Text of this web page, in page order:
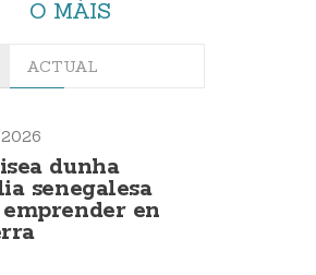
O MÁIS
ACTUAL
dunha
senegalesa
en